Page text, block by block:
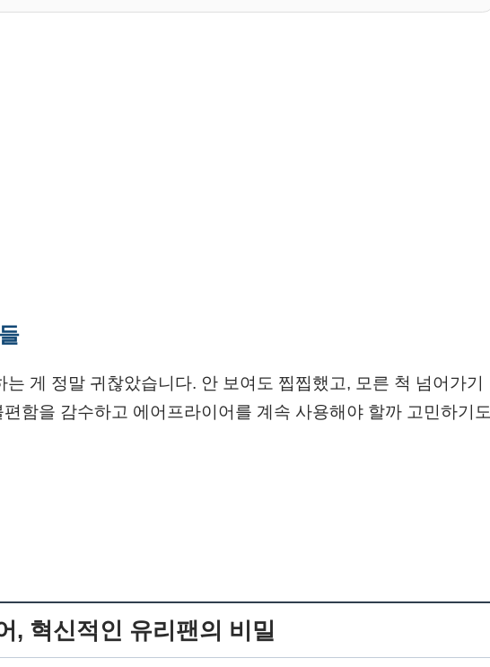
게 정말 귀찮았습니다. 안 보여도 찝찝했고, 모른 척 넘어가기
함을 감수하고 에어프라이어를 계속 사용해야 할까 고민하기도
, 혁신적인 유리팬의 비밀